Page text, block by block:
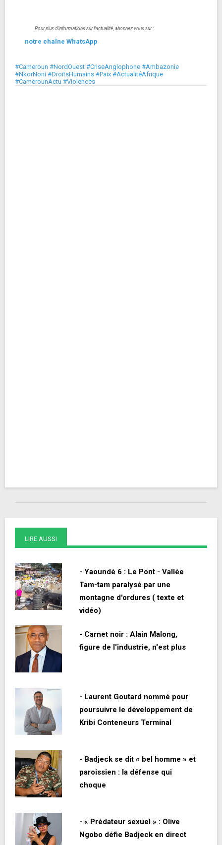
Pour plus d'informations sur l'actualité, abonnez vous sur :
notre chaîne WhatsApp
#Cameroun #NordOuest #CriseAnglophone #Ambazonie
#NkorNoni #DroitsHumains #Paix #ActualitéAfrique
#CamerounActu #Violences
LIRE AUSSI
- Yaoundé 6 : Le Pont - Vallée
Tam-tam paralysé par une
montagne d'ordures ( texte et
vidéo)
- Carnet noir : Alain Malong,
figure de l'industrie, n'est plus
- Laurent Goutard nommé pour
poursuivre le développement de
Kribi Conteneurs Terminal
- Badjeck se dit « bel homme » et
paroissien : la défense qui
choque
- « Prédateur sexuel » : Olive
Ngobo défie Badjeck en direct